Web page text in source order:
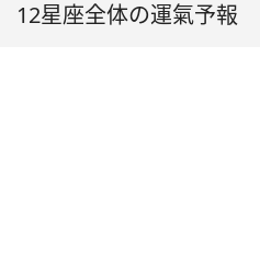
12星座全体の運氣予報